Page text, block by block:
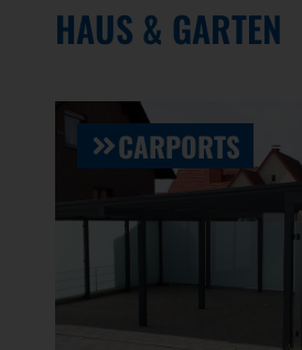
HAUS & GARTEN
CARPORTS